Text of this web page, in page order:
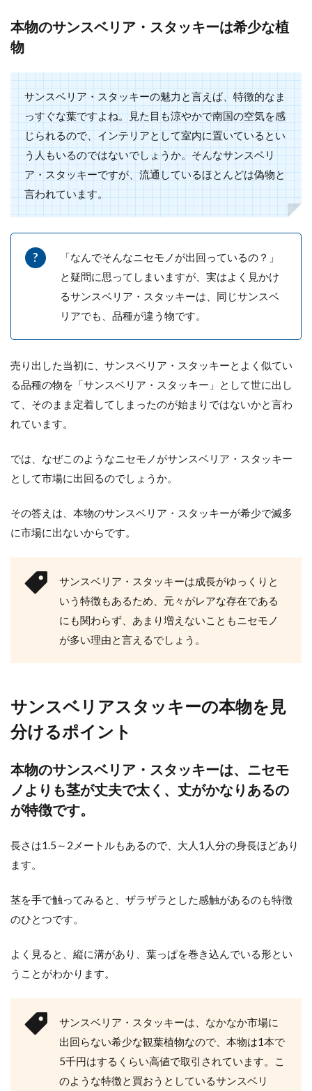
本的な置き場所や水のあげ方
室内で育てやすい観葉植物のパキラ、どんな
お部屋の雰囲気にも合わせやすいので候補の
ひとつにしている人は...
観葉植物のフェイクでも風水の効果
を期待できる飾り方
観葉植物は風水上では効果があると言われる
アイテムです。しかし、植物はすぐに枯らし
てしまうという方もい...
観葉植物【モンステラ】の植え替え
方法やポイントを紹介します
近元気がないような…。そんなときは植え替
エアプランツの飾り方。流木に飾る
やり方とオブジェの様な飾り方
エアプランツはどんな飾り方をしています
ほとんどだと思いますが、実は観葉植物とし
ても楽しむことができ...
観葉植物のおしゃれな飾り方！リビ
ングを素敵な癒やしの空間に
と考えている人もいますよね。観葉植物の置
本物のサンスベリア・スタッキーは希少な植
物
サンスベリア・スタッキーの魅力と言えば、特徴的なま
っすぐな葉ですよね。見た目も涼やかで南国の空気を感
じられるので、インテリアとして室内に置いているとい
う人もいるのではないでしょうか。そんなサンスベリ
ア・スタッキーですが、流通しているほとんどは偽物と
言われています。
「なんでそんなニセモノが出回っているの？」
と疑問に思ってしまいますが、実はよく見かけ
るサンスベリア・スタッキーは、同じサンスベ
リアでも、品種が違う物です。
売り出した当初に、サンスベリア・スタッキーとよく似てい
る品種の物を「サンスベリア・スタッキー」として世に出し
て、そのまま定着してしまったのが始まりではないかと言わ
れています。
では、なぜこのようなニセモノがサンスベリア・スタッキー
として市場に出回るのでしょうか。
その答えは、本物のサンスベリア・スタッキーが希少で滅多
に市場に出ないからです。
サンスベリア・スタッキーは成長がゆっくりと
いう特徴もあるため、元々がレアな存在である
にも関わらず、あまり増えないこともニセモノ
が多い理由と言えるでしょう。
サンスベリアスタッキーの本物を見
分けるポイント
本物のサンスベリア・スタッキーは、ニセモ
ノよりも茎が丈夫で太く、丈がかなりあるの
が特徴です。
長さは1.5～2メートルもあるので、大人1人分の身長ほどあり
ます。
茎を手で触ってみると、ザラザラとした感触があるのも特徴
のひとつです。
よく見ると、縦に溝があり、葉っぱを巻き込んでいる形とい
うことがわかります。
サンスベリア・スタッキーは、なかなか市場に
出回らない希少な観葉植物なので、本物は1本で
5千円はするくらい高値で取引されています。こ
のような特徴と買おうとしているサンスベリ